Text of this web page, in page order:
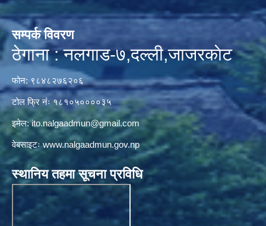
सम्पर्क विवरण
ठेगाना : नलगाड-७,दल्ली,जाजरकाेट
फोन: ९८४८२७६२०६
टोल फ्रि नंः १८१०५००००३५
इमेल:ito.nalgaadmun@gmail.com
वेबसाइटःwww.nalgaadmun.gov.np
स्थानिय तहमा सूचना प्रविधि